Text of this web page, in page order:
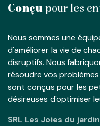
Conçu pour les
Nous sommes une
d'améliorer la vie de
disruptifs. Nous
résoudre vos
sont conçus pour les
désireuses d'optimiser
SRL Les Joies du